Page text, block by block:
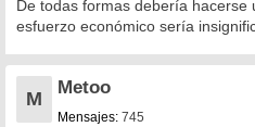
De todas formas debería
esfuerzo económico sería
M
Metoo
Mensajes: 745